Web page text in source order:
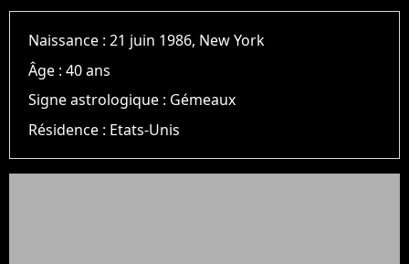
Naissance :21 juin 1986, New York
Âge :40 ans
Signe astrologique : Gémeaux
Résidence : Etats-Unis